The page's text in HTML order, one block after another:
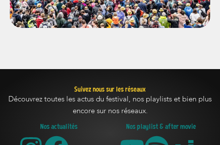
Suivez nous sur les réseaux
Découvrez toutes les actus du festival, nos playlists et bien plus
encore sur nos réseaux.
Nos actualités Nos playlist & after movie